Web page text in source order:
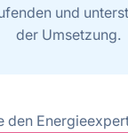
und
der Umsetzung.
den